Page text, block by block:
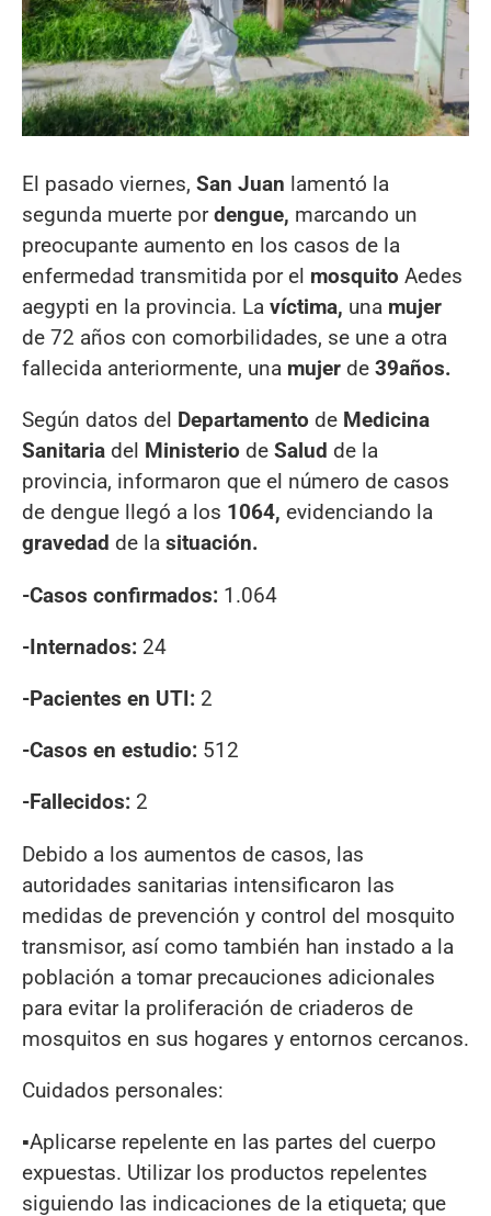
El pasado viernes, San Juan lamentó la
segunda muerte pordengue, marcando un
preocupante aumento en los casos de la
enfermedad transmitida por el mosquito Aedes
aegypti en la provincia. La víctima, una mujer
de 72 años con comorbilidades, se une a otra
fallecida anteriormente, una mujer de 39años.
Según datos del Departamento de Medicina
Sanitaria del Ministerio de Salud de la
provincia, informaron que el número de casos
de dengue llegó a los 1064, evidenciando la
gravedad de la situación.
-Casos confirmados: 1.064
-Internados: 24
-Pacientes en UTI: 2
-Casos en estudio: 512
-Fallecidos: 2
Debido a los aumentos de casos, las
autoridades sanitarias intensificaron las
medidas de prevención y control del mosquito
transmisor, así como también han instado a la
población a tomar precauciones adicionales
para evitar la proliferación de criaderos de
mosquitos en sus hogares y entornos cercanos.
Cuidados personales:
▪Aplicarse repelente en las partes del cuerpo
expuestas. Utilizar los productos repelentes
siguiendo las indicaciones de la etiqueta; que